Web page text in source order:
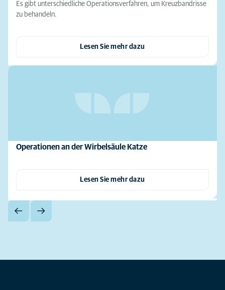
Es gibt unterschiedliche Operationsverfahren, um Kreuzbandrisse
zu behandeln.
Lesen Sie mehr dazu
Operationen an der Wirbelsäule Katze
Lesen Sie mehr dazu